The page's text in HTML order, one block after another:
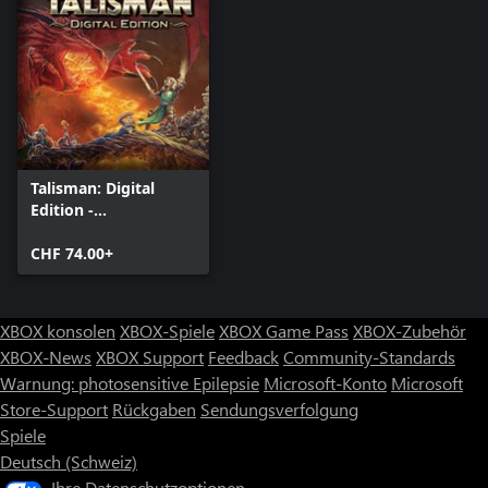
Talisman: Digital
Edition -
CHF 74.00+
XBOX konsolen XBOX-SpieleXBOX Game Pass XBOX-Zubehör
XBOX-News XBOX Support FeedbackCommunity-Standards
Warnung: photosensitive Epilepsie Microsoft-Konto Microsoft
Store-Support Rückgaben Sendungsverfolgung
Spiele
Deutsch (Schweiz)